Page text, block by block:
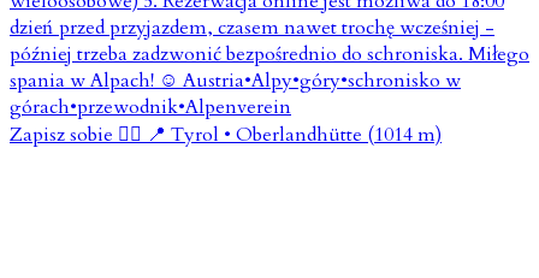
Zapisz sobie 👇🏼 📍 Tyrol • Oberlandhütte (1014 m)